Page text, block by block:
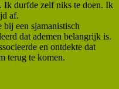
Ik durfde zelf niks te doen. Ik
af.
een sjamanistisch
dat ademen belangrijk is.
en ontdekte dat
terug te komen.